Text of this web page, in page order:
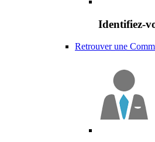
Identifiez-
Retrouver une